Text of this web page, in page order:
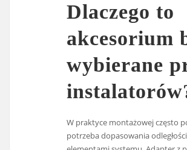
Dlaczego to
akcesorium
wybierane
W praktyce montażowej często
potrzeba dopasowania